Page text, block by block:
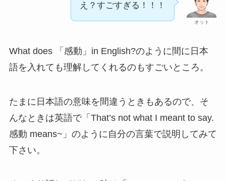
オット
え？すごすぎる！！！
What does 「感動」in English?のように間に日本
語を入れても理解してくれるのもすごいところ。
たまに日本語の意味を間違うときもあるので、そ
んなときは英語で「That’s not what I meant to say.
感動 means~」のように自分の言葉で説明してみて
下さい。